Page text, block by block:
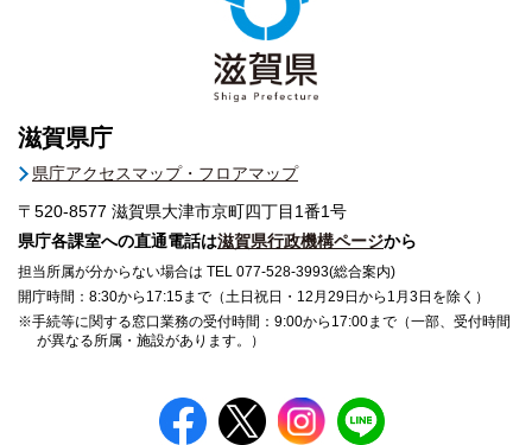
滋賀県庁
県庁アクセスマップ・フロアマップ
〒520-8577 滋賀県大津市京町四丁目1番1号
県庁各課室への直通電話は滋賀県行政機構ページから
担当所属が分からない場合は TEL 077-528-3993(総合案内)
開庁時間：8:30から17:15まで（土日祝日・12月29日から1月3日を除く）
※手続等に関する窓口業務の受付時間：9:00から17:00まで（一部、受付時間
が異なる所属・施設があります。）